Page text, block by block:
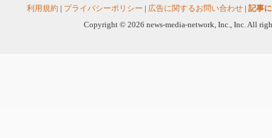
利用規約 | プライバシーポリシー | 広告に関するお問い合わせ | 記事
Copyright © 2026 news-media-network, Inc., Inc. All